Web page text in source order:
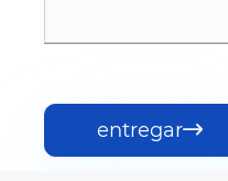
entregar